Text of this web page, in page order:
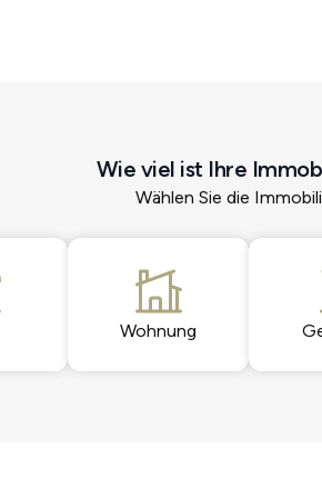
Wie viel ist Ihre
Wählen Sie die
Wohnung